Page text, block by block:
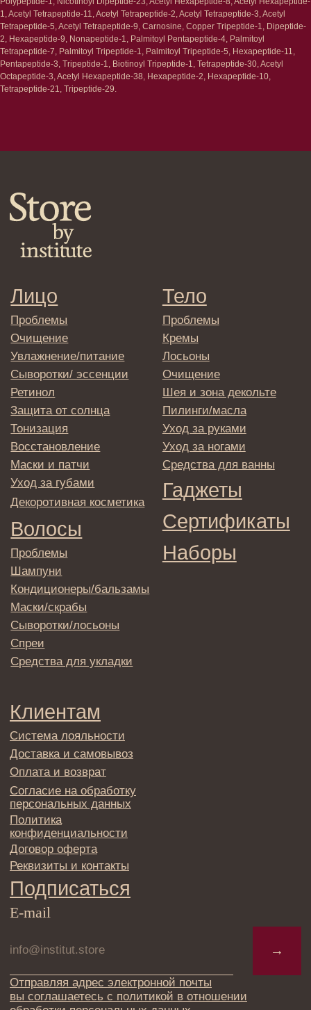
1, Acetyl Tetrapeptide-11, Acetyl Tetrapeptide-2, Acetyl Tetrapeptide-3, Acetyl
Tetrapeptide-5, Acetyl Tetrapeptide-9, Carnosine, Copper Tripeptide-1, Dipeptide-
2, Hexapeptide-9, Nonapeptide-1, Palmitoyl Pentapeptide-4, Palmitoyl
Tetrapeptide-7, Palmitoyl Tripeptide-1, Palmitoyl Tripeptide-5, Hexapeptide-11,
Pentapeptide-3, Tripeptide-1, Biotinoyl Tripeptide-1, Tetrapeptide-30, Acetyl
Octapeptide-3, Acetyl Hexapeptide-38, Hexapeptide-2, Hexapeptide-10,
Tetrapeptide-21, Tripeptide-29.
Клиентам
персональных данных
Реквизиты и контакты
Подписаться
вы соглашаетесь с политикой в отношении
обработки персональных данных
Маски/скрабы
Сыворотки/лосьоны
Спреи
Средства для укладки